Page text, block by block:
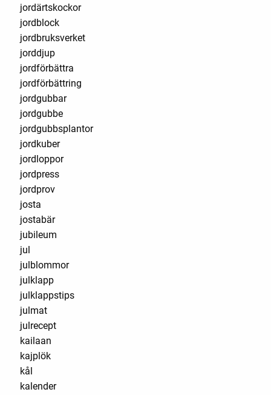
jordärtskockor
jordblock
jordbruksverket
jorddjup
jordförbättra
jordförbättring
jordgubbar
jordgubbe
jordgubbsplantor
jordkuber
jordloppor
jordpress
jordprov
josta
jostabär
jubileum
jul
julblommor
julklapp
julklappstips
julmat
julrecept
kailaan
kajplök
kål
kalender